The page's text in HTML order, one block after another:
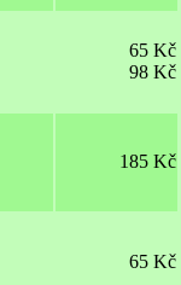
65 Kč
98 Kč
185 Kč
65 Kč